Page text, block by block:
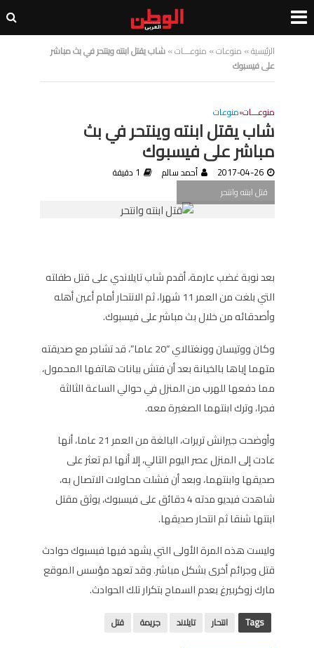
الرئيسية» منوعات» منوعـــات»شاب يقتل ابنته وينتحر في بث مباشر
على فيسبوك
منوعـــات•منوعات
شاب يقتل ابنته وينتحر في بث
مباشر على فيسبوك
2017-04-26 أحمد سالم
1 دقيقة
قتل ابنته وانتحر
بعد نوبة غضب عارمة، أقدم شاب تايلاندي على قتل طفلته
التي بلغت من العمر 11 شهرا، ثم الانتحار أمام أعين أهله
وأصدقائه من خلال بث مباشر على فيسبوك.
وكان ووتيسان وونغتالاي “20 عاما”، قد تشاجر مع صديقته
متهما إياها بالخيانة بعد أن فتش بيانات هاتفها المحمول،
مما دفعها للهرب من المنزل في حوالي الساعة الثالثة
فجرا، وترك ابنتهما الصغيرة معه.
وأوضحت جيرانش تريرات، البالغة من العمر 21 عاما، أنها
عادت إلى المنزل عصر اليوم التالي، إلا أنها لم تعثر على
صديقها وابنتهما، وبعد أن فشلت محاولات الاتصال به،
شاهدت فيديو مدته 4 دقائق على فيسبوك، يوثق مقتل
ابنتها شنقا ثم انتحار صديقها.
وليست هذه المرة الأولى التي يشهد فيها فيسبوك حوادث
قتل وجرائم أخرى بشكل مباشر. وقد تعهد مؤسس الموقع
مارك زوكربيرغ بعدم السماح بتكرار تلك الحوادث.
Tags انتحار تايلاند جريمة قتل